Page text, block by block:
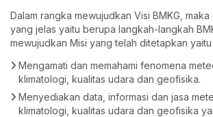
Dalam rangka mewujudkan Visi BMKG,
yang jelas yaitu berupa langkah-langkah
mewujudkan Misi yang telah ditetapkan yaitu
Mengamati dan memahami fenomena
klimatologi, kualitas udara dan geofisika.
Menyediakan data, informasi dan jasa
klimatologi, kualitas udara dan geofisika